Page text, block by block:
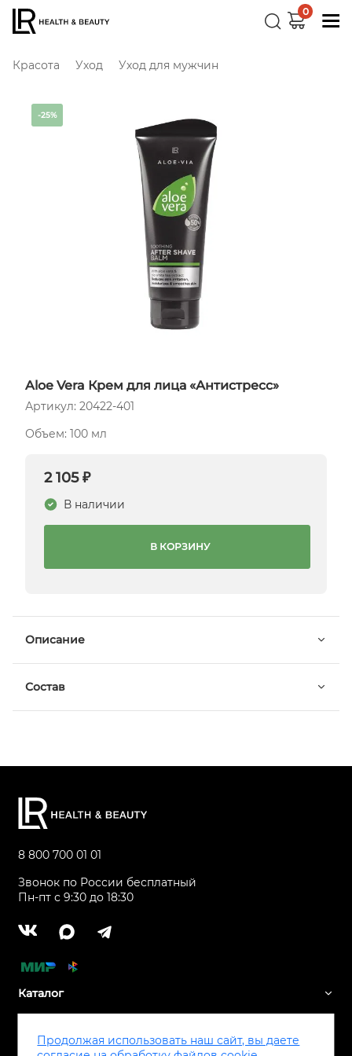
0
Красота Уход Уход для мужчин
-25%
Aloe Vera Крем для лица «Антистресс»
Артикул: 20422-401
Объем: 100 мл
2 105 ₽
В наличии
В КОРЗИНУ
Описание
Состав
Продолжая использовать наш сайт, вы даете
8 800 700 01 01
Звонок по России бесплатный
Пн-пт с 9:30 до 18:30
Каталог